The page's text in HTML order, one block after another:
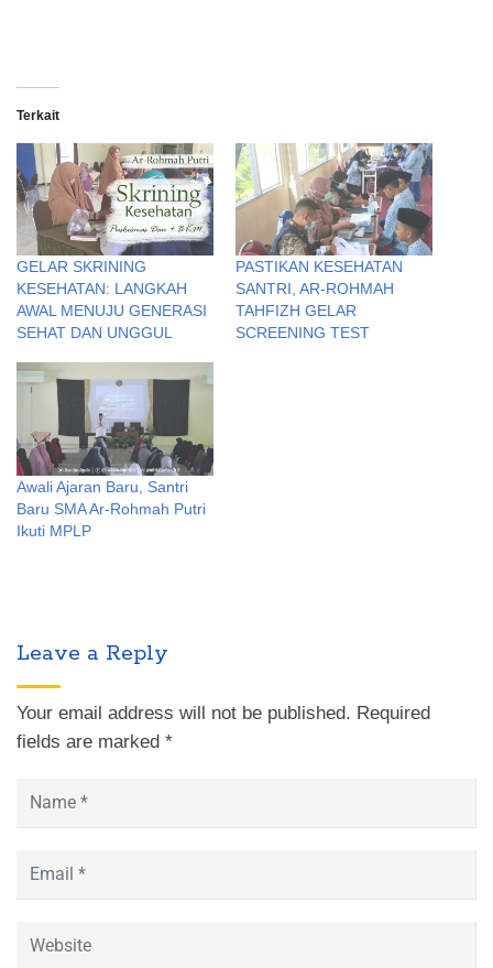
Terkait
GELAR SKRINING
KESEHATAN: LANGKAH
AWAL MENUJU GENERASI
SEHAT DAN UNGGUL
PASTIKAN KESEHATAN
SANTRI, AR-ROHMAH
TAHFIZH GELAR
SCREENING TEST
Awali Ajaran Baru, Santri
Baru SMA Ar-Rohmah Putri
Ikuti MPLP
Leave a Reply
Your email address will not be published. Required
fields are marked *